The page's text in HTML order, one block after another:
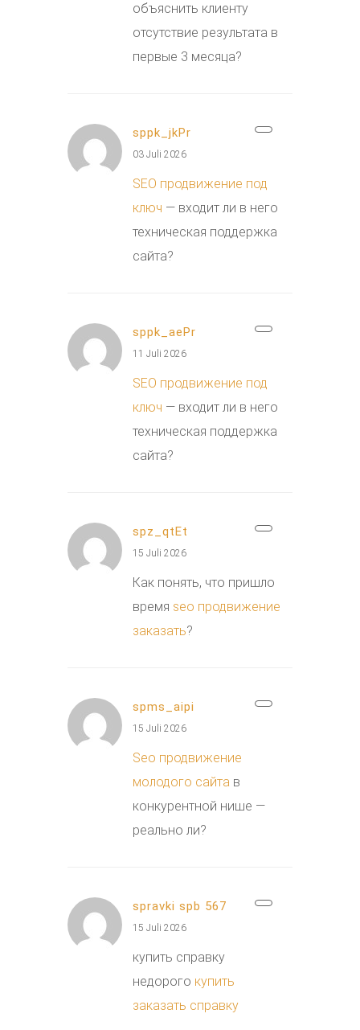
объяснить клиенту
отсутствие результата в
первые 3 месяца?
sppk_jkPr
03 Juli 2026
SEO продвижение под
ключ — входит ли в него
техническая поддержка
сайта?
sppk_aePr
11 Juli 2026
SEO продвижение под
ключ — входит ли в него
техническая поддержка
сайта?
spz_qtEt
15 Juli 2026
Как понять, что пришло
время seo продвижение
заказать?
spms_aipi
15 Juli 2026
Seo продвижение
молодого сайта в
конкурентной нише —
реально ли?
spravki spb 567
15 Juli 2026
купить справку
недорого купить
заказать справку